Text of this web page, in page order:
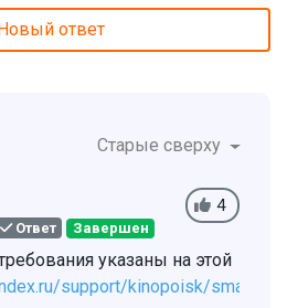
ответ
Старые сверху
4
Ответ Завершен
указаны на этой
support/kinopoisk/smart-